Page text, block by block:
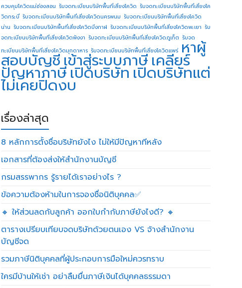
ควบคุมโควิดแม่ฮ่องสอน รับจดทะเบียนบริษัทพื้นที่เสี่ยงโควิด รับจดทะเบียนบริษัทพื้นที่เสี่ยงโค
วิดกระบี่ รับจดทะเบียนบริษัทพื้นที่เสี่ยงโควิดนครพนม รับจดทะเบียนบริษัทพื้นที่เสี่ยงโควิด
น่าน รับจดทะเบียนบริษัทพื้นที่เสี่ยงโควิดบึงกาฬ รับจดทะเบียนบริษัทพื้นที่เสี่ยงโควิดพะเยา รับ
จดทะเบียนบริษัทพื้นที่เสี่ยงโควิดพังงา รับจดทะเบียนบริษัทพื้นที่เสี่ยงโควิดภูเก็ต รับจด
ทะเบียนบริษัทพื้นที่เสี่ยงโควิดมุกดาหาร รับจดทะเบียนบริษัทพื้นที่เสี่ยงโควิดแพร่ หาผู้
สอบบัญชี เข้าสู่ระบบภาษี เคลียร์
ปัญหาภาษีเปิดบริษัทเปิดบริษัทแต่
ไม่เคยปิดงบ
เรื่องล่าสุด
8 หลักการตั้งชื่อบริษัทยังไง ไม่ให้มีปัญหาทีหลัง
เอกสารที่ต้องส่งให้สำนักงานบัญชี
กรมสรรพากร รู้รายได้เราอย่างไร ?
ข้อความต้องห้ามในการจองชื่อนิติบุคคล✅
🔸 ให้ส่วนลดกับลูกค้า ออกใบกำกับภาษียังไงดี? 🔸
ตารางเปรียบเทียบจดบริษัทด้วยตนเอง VS จ้างสำนักงาน
บัญชีจด
รวมภาษีนิติบุคคลที่ผู้ประกอบการมือใหม่ควรทราบ
ใครมีบ้านให้เช่า อย่าลืมยื่นภาษีเงินได้บุคคลธรรมดา